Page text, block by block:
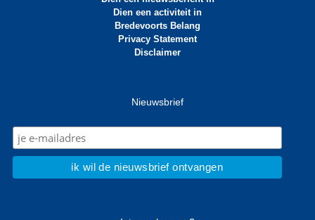
Dien een activiteit in
Bredevoorts Belang
Privacy Statement
Disclaimer
Nieuwsbrief